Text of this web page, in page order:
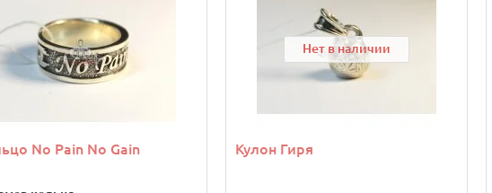
No Pain No Gain
Нет в наличии
Кулон Гиря